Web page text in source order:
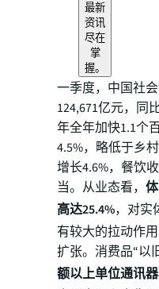
最新
资讯
尽在
掌
握。
一季度，中国社
124,671亿元，同
年全年加快1.1个
4.5%，略低于乡
增长4.6%，餐饮
当。从业态看，
高达25.4%，对实
有较大的拉动作
扩张。消费品“以
额以上单位通讯